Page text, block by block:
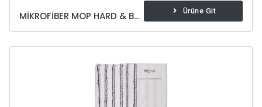
MIKROFIBER MOP HARD & BRITE Ürüne Git